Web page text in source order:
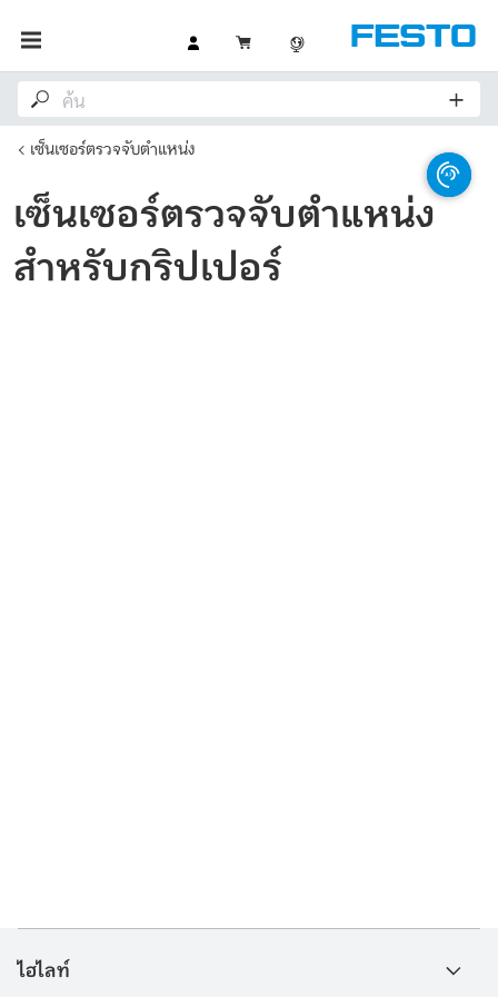
เซ็นเซอร์ตรวจจับตำแหน่ง
เซ็นเซอร์ตรวจจับตำแหน่ง
สำหรับกริปเปอร์
ไฮไลท์